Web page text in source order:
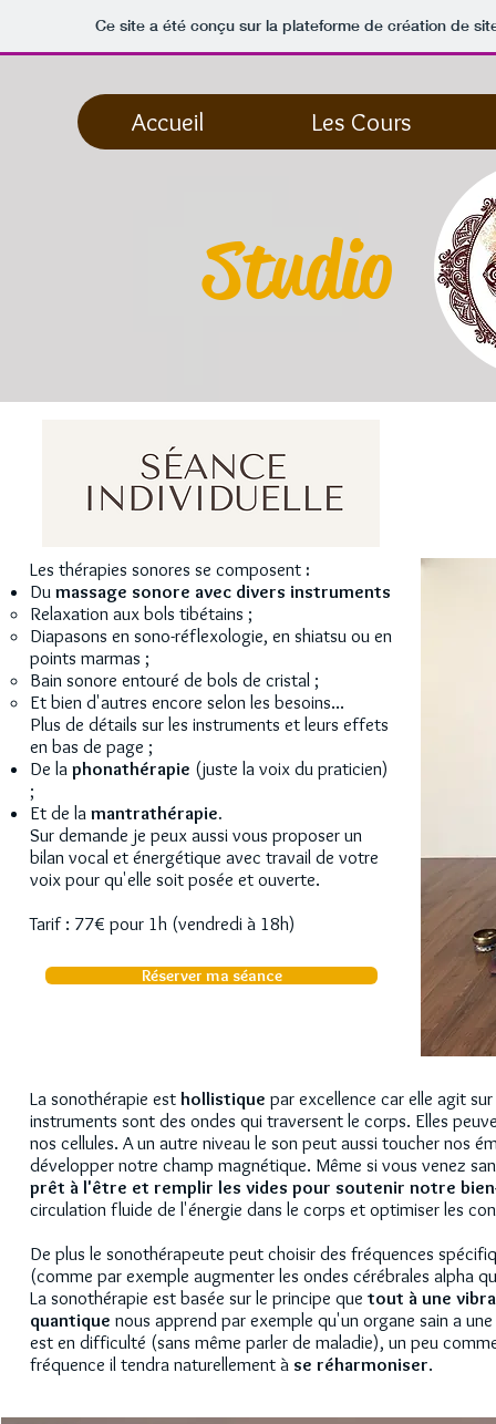
Ce site a été conçu sur la plateforme de création de
Accueil Les Cours
Studio
Les thérapies sonores se composent :
Du massage sonore avec divers instruments
Relaxation aux bols tibétains ;
Diapasons en sono-réflexologie, en shiatsu ou en
points marmas ;
Bain sonore entouré de bols de cristal ;
Et bien d'autres encore selon les besoins...
Plus de détails sur les instruments et leurs effets
en bas de page ;
De la phonathérapie (juste la voix du praticien)
;
Et de la mantrathérapie.
Sur demande je peux aussi vous proposer un
bilan vocal et énergétique avec travail de votre
voix pour qu'elle soit posée et ouverte.
Tarif : 77€ pour 1h (vendredi à 18h)
Réserver ma séance
La sonothérapie est hollistique par excellence car elle agit
instruments sont des ondes qui traversent le corps. Elles
nos cellules. A un autre niveau le son peut aussi toucher nos
développer notre champ magnétique. Même si vous venez
prêt à l'être et remplir les vides pour soutenir notre
circulation fluide de l'énergie dans le corps et optimiser les
De plus le sonothérapeute peut choisir des fréquences
(comme par exemple augmenter les ondes cérébrales alpha
La sonothérapie est basée sur le principe que tout à une
quantique nous apprend par exemple qu'un organe sain a
est en difficulté (sans même parler de maladie), un peu
fréquence il tendra naturellement à se réharmoniser.